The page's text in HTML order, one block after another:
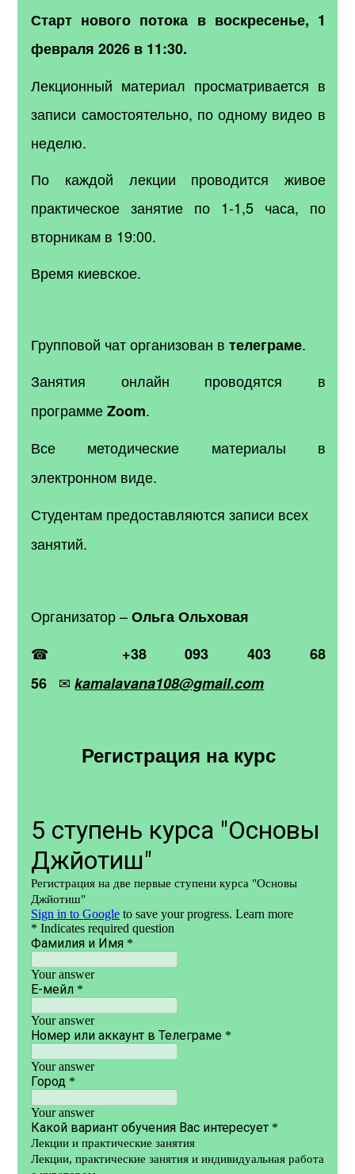
Старт нового потока в воскресенье, 1
февраля 2026 в 11:30.
Лекционный материал просматривается в
записи самостоятельно, по одному видео в
неделю.
По каждой лекции проводится живое
практическое занятие по 1-1,5 часа, по
вторникам в 19:00.
Время киевское.
Групповой чат организован втелеграме.
Занятия онлайн проводятся в
программеZoom.
Все методические материалы в
электронном виде.
Студентам предоставляются записи всех
занятий.
Организатор –Ольга Ольховая
☎ +38 093 403 68
56
✉kamalavana108@gmail.com
Регистрация на курс